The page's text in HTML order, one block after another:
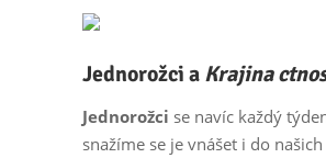
Jednorožci a Krajina
Jednorožci se navíc každý
snažíme se je vnášet i do